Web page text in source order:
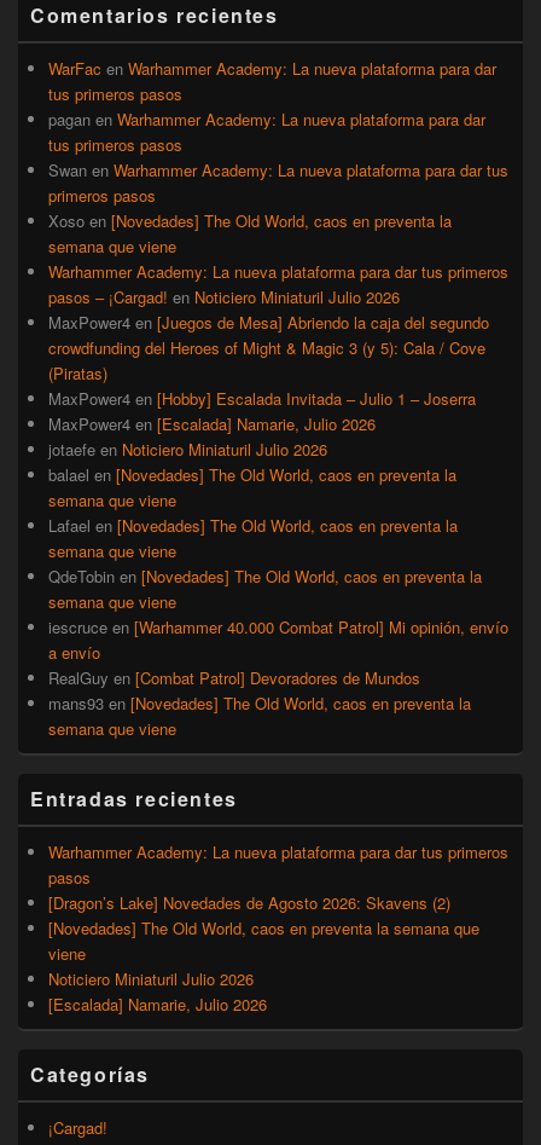
lateral
primaria
Comentarios recientes
WarFac en Warhammer Academy: La nueva plataforma para dar
tus primeros pasos
pagan en Warhammer Academy: La nueva plataforma para dar
tus primeros pasos
Swan en Warhammer Academy: La nueva plataforma para dar tus
primeros pasos
Xoso en [Novedades] The Old World, caos en preventa la
semana que viene
Warhammer Academy: La nueva plataforma para dar tus primeros
pasos – ¡Cargad! en Noticiero Miniaturil Julio 2026
MaxPower4 en [Juegos de Mesa] Abriendo la caja del segundo
crowdfunding del Heroes of Might & Magic 3 (y 5): Cala / Cove
(Piratas)
MaxPower4 en [Hobby] Escalada Invitada – Julio 1 – Joserra
MaxPower4 en [Escalada] Namarie, Julio 2026
jotaefe en Noticiero Miniaturil Julio 2026
balael en [Novedades] The Old World, caos en preventa la
semana que viene
Lafael en [Novedades] The Old World, caos en preventa la
semana que viene
QdeTobin en [Novedades] The Old World, caos en preventa la
semana que viene
iescruce en [Warhammer 40.000 Combat Patrol] Mi opinión, envío
a envío
RealGuy en [Combat Patrol] Devoradores de Mundos
mans93 en [Novedades] The Old World, caos en preventa la
semana que viene
Entradas recientes
Warhammer Academy: La nueva plataforma para dar tus primeros
pasos
[Dragon’s Lake] Novedades de Agosto 2026: Skavens (2)
[Novedades] The Old World, caos en preventa la semana que
viene
Noticiero Miniaturil Julio 2026
[Escalada] Namarie, Julio 2026
Categorías
¡Cargad!